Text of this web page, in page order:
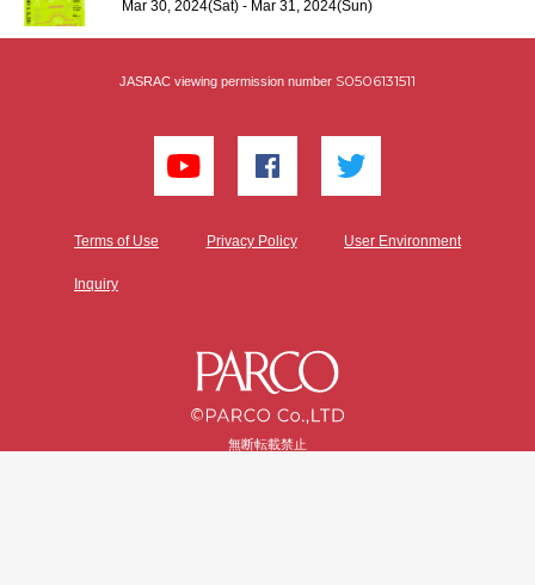
Mar 30, 2024(Sat) - Mar 31, 2024(Sun)
JASRAC viewing permission number S0506131511
Terms of Use Privacy Policy User Environment
Inquiry
無断転載禁止